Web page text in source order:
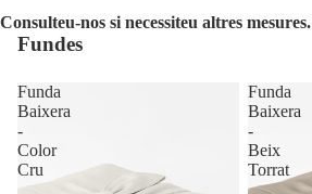
Consulteu-nos si necessiteu altres mesures.
Fundes
Funda
Baixera
-
Color
Cru
Funda
Baixera
-
Beix
Torrat